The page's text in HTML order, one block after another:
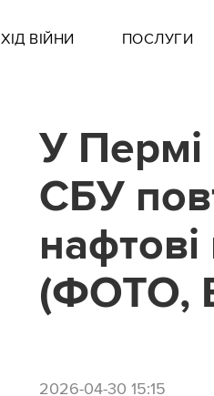
ХІД ВІЙНИ ПОСЛУГИ
У Пермі
СБУ
нафтові
(ФОТО,
2026-04-30 15:15